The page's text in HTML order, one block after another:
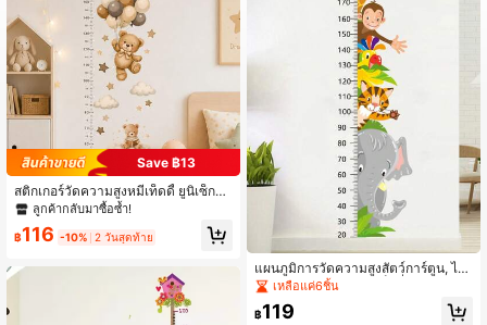
4.91
4.91
4.91 1.1K ผู้ติดตาม
Save ฿13
สติกเกอร์วัดความสูงหมีเท็ดดี้ ยูนิเซ็กซ์,
สติกเกอร์ติดผนังแบบถอดออกได้ กาวใ
นตัว ศิลปะผนังสีน้ำ, เหมาะสำหรับห้องเ
ด็ก, ห้องเด็กทารก, ห้องเด็กเล็ก, ห้องเล่น
ลูกค้ากลับมาซื้อซ้ำ!
฿116 -10% 2 วันสุดท้าย
แผนภูมิการวัดความสูงสัตว์การ์ตูน, ไม้
บรรทัดการเติบโตของเด็กที่ถอดออกได้,
สติกเกอร์ติดผนังติดตามความสูงแบบติ
ดเอง, สติกเกอร์ติดผนังแบบลอกและติด,
เหลือแค่6ชิ้น
฿119